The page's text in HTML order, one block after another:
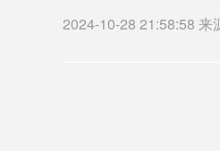
2024-10-28 21:58:58 来